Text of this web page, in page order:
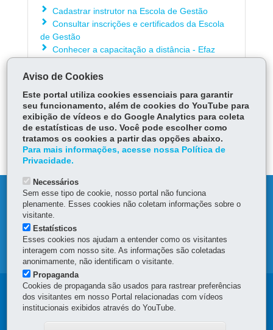
Cadastrar instrutor na Escola de Gestão
Consultar inscrições e certificados da Escola
de Gestão
Conhecer a capacitação a distância - Efaz
ÓRGÃO RESPONSÁVEL
PERGUNTAS FREQUENTES
DEIXE SUA OPINIÃO
MAPA DO SITE
DENUNCIE CORRUPÇÃO
Navegação
principal
Aviso de Cookies
Este portal utiliza cookies essenciais para garantir
seu funcionamento, além de cookies do YouTube para
exibição de vídeos e do Google Analytics para coleta
de estatísticas de uso. Você pode escolher como
tratamos os cookies a partir das opções abaixo.
Para mais informações, acesse nossa Política de
Privacidade.
Necessários
Sem esse tipo de cookie, nosso portal não funciona
plenamente. Esses cookies não coletam informações sobre o
visitante.
Estatísticos
Esses cookies nos ajudam a entender como os visitantes
interagem com nosso site. As informações são coletadas
anonimamente, não identificam o visitante.
Propaganda
Cookies de propaganda são usados para rastrear preferências
dos visitantes em nosso Portal relacionadas com vídeos
institucionais exibidos através do YouTube.